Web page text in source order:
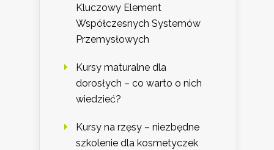
Kluczowy Element
Współczesnych Systemów
Przemysłowych
Kursy maturalne dla
dorosłych – co warto o nich
wiedzieć?
Kursy na rzęsy – niezbędne
szkolenie dla kosmetyczek